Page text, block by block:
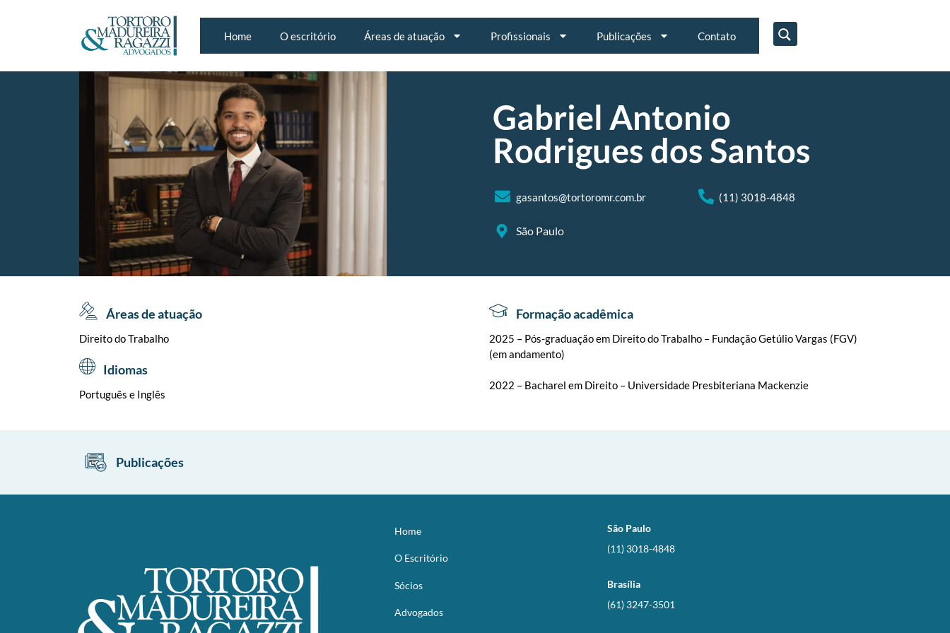
Home O escritório Áreas de atuação Profissionais Publicações Contato
Gabriel Antonio
Rodrigues dos Santos
gasantos@tortoromr.com.br (11) 3018-4848
São Paulo
Áreas de atuação
Direito do Trabalho
Idiomas
Português e Inglês
Formação acadêmica
2025 – Pós-graduação em Direito do Trabalho – Fundação Getúlio Vargas (FGV)
(em andamento)
2022 – Bacharel em Direito – Universidade Presbiteriana Mackenzie
Publicações
Home
O Escritório
Sócios
Advogados
São Paulo
(11) 3018-4848
Brasília
(61) 3247-3501